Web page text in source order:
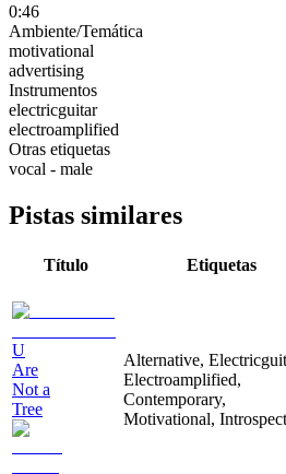
0:46
Ambiente/Temática
motivational
advertising
Instrumentos
electricguitar
electroamplified
Otras etiquetas
vocal - male
Pistas similares
Título Etiquetas
U
Are
Not a
Tree
Alternative,
Electroamplified,
Contemporary,
Motivational,